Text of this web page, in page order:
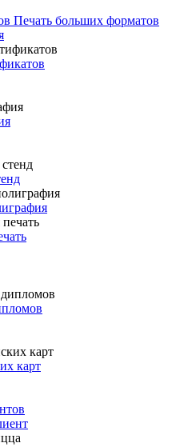
Печать больших форматов
карт